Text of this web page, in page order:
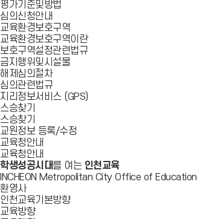
평가기준및방법
심의신청안내
교육환경보호구역
교육환경보호구역이란
보호구역설정관련법규
금지행위및시설물
해제심의절차
심의관련법규
지리정보서비스 (GPS)
스승찾기
스승찾기
교원정보 등록/수정
교육청안내
교육청안내
학생성공시대를 여는 인천교육
INCHEON Metropolitan City Office of Education
환영사
인천교육기본방향
교육방향